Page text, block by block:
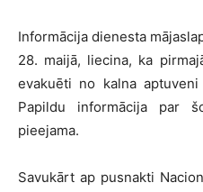
Informācija dienesta
28. maijā, liecina, ka
evakuēti no kalna
Papildu informācija par
pieejama.
Savukārt ap pusnakti